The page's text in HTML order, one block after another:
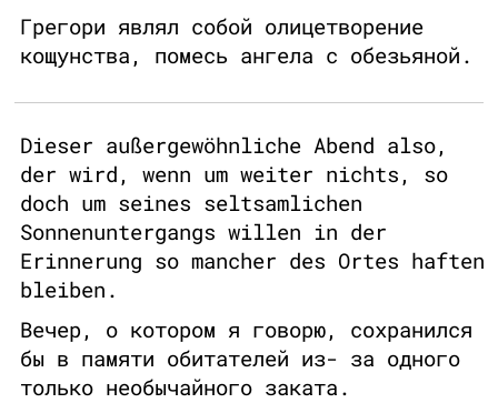
Грегори являл собой олицетворение
кощунства, помесь ангела с обезьяной.
Dieser außergewöhnliche Abend also,
der wird, wenn um weiter nichts, so
doch um seines seltsamlichen
Sonnenuntergangs willen in der
Erinnerung so mancher des Ortes haften
bleiben.
Вечер, о котором я говорю, сохранился
бы в памяти обитателей из- за одного
только необычайного заката.